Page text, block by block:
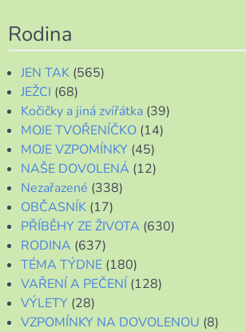
Rodina
JEN TAK (565)
JEŽCI (68)
Kočičky a jiná zvířátka (39)
MOJE TVOŘENÍČKO (14)
MOJE VZPOMÍNKY (45)
NAŠE DOVOLENÁ (12)
Nezařazené (338)
OBČASNÍK (17)
PŘÍBĚHY ZE ŽIVOTA (630)
RODINA (637)
TÉMA TÝDNE (180)
VAŘENÍ A PEČENÍ (128)
VÝLETY (28)
VZPOMÍNKY NA DOVOLENOU (8)